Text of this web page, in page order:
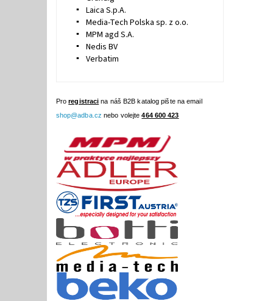
Laica S.p.A.
Media-Tech Polska sp. z o.o.
MPM agd S.A.
Nedis BV
Verbatim
Proregistraci na náš B2B katalog pište na email
shop@adba.cz nebo volejte464 600 423